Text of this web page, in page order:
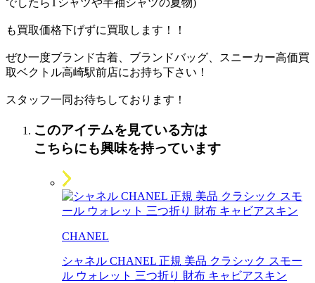
も買取価格下げずに買取します！！
ぜひ一度ブランド古着、ブランドバッグ、スニーカー高価買
取ベクトル高崎駅前店にお持ち下さい！
スタッフ一同お待ちしております！
このアイテムを見ている方は
こちらにも興味を持っています
CHANEL
シャネル CHANEL 正規 美品 クラシック スモー
ル ウォレット 三つ折り 財布 キャビアスキン